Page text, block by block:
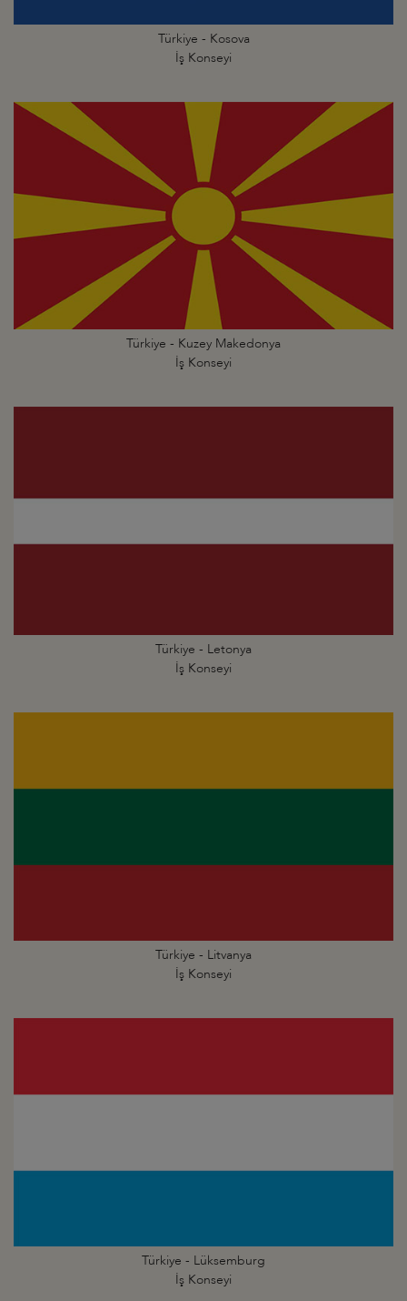
Türkiye - Kosova
İş Konseyi
Türkiye - Kuzey Makedonya
İş Konseyi
Türkiye - Letonya
İş Konseyi
Türkiye - Litvanya
İş Konseyi
Türkiye - Lüksemburg
İş Konseyi